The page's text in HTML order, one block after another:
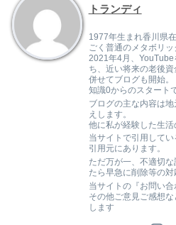
トランディ
1977年生まれ香川県在
ごく普通のメタボリッ
2021年4月、
ち、近い将来の老後資
併せてブログも開始。
知識0からのスタート
ブログの主な内容は
えします。
他に私が経験した生活
当サイトで引用して
引用元にあります。
ただ万が一、不適切
たら早急に削除等の
当サイトの『お問い合
その他ご意見ご感想
します